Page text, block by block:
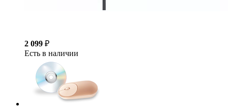
2 099 ₽
Есть в наличии